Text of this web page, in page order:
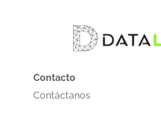
Contacto
Contáctanos